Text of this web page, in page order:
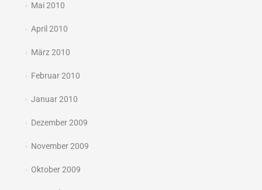
Mai 2010
April 2010
März 2010
Februar 2010
Januar 2010
Dezember 2009
November 2009
Oktober 2009